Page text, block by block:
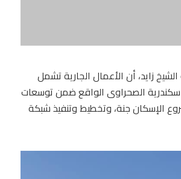
زايد، أن الأعمال الجارية تشمل
الصحراوى الواقع ضمن توسعات
الإسكان جنة، وتخطيط وتنفيذ شبكة